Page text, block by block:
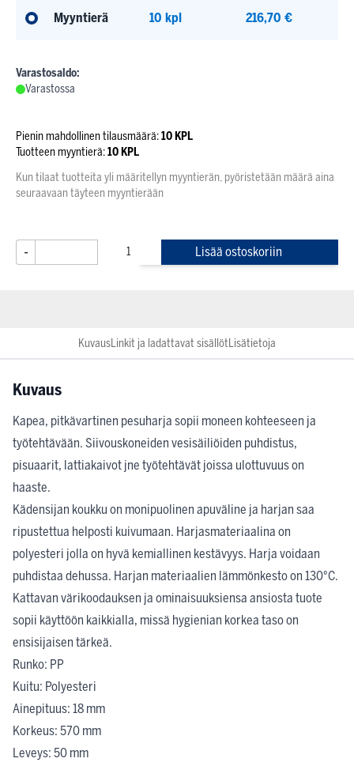
Myyntierä 10 kpl 216,70 €
Varastosaldo:
Varastossa
Pienin mahdollinen tilausmäärä:10 KPL
Tuotteen myyntierä:10 KPL
Kun tilaat tuotteita yli määritellyn myyntierän, pyöristetään määrä aina
seuraavaan täyteen myyntierään
- Lisää ostoskoriin
KuvausLinkit ja ladattavat sisällötLisätietoja
Kuvaus
Kapea, pitkävartinen pesuharja sopii moneen kohteeseen ja
työtehtävään. Siivouskoneiden vesisäiliöiden puhdistus,
pisuaarit, lattiakaivot jne työtehtävät joissa ulottuvuus on
haaste.
Kädensijan koukku on monipuolinen apuväline ja harjan saa
ripustettua helposti kuivumaan. Harjasmateriaalina on
polyesteri jolla on hyvä kemiallinen kestävyys. Harja voidaan
puhdistaa dehussa. Harjan materiaalien lämmönkesto on 130°C.
Kattavan värikoodauksen ja ominaisuuksiensa ansiosta tuote
sopii käyttöön kaikkialla, missä hygienian korkea taso on
ensisijaisen tärkeä.
Runko: PP
Kuitu: Polyesteri
Ainepituus: 18 mm
Korkeus: 570 mm
Leveys: 50 mm